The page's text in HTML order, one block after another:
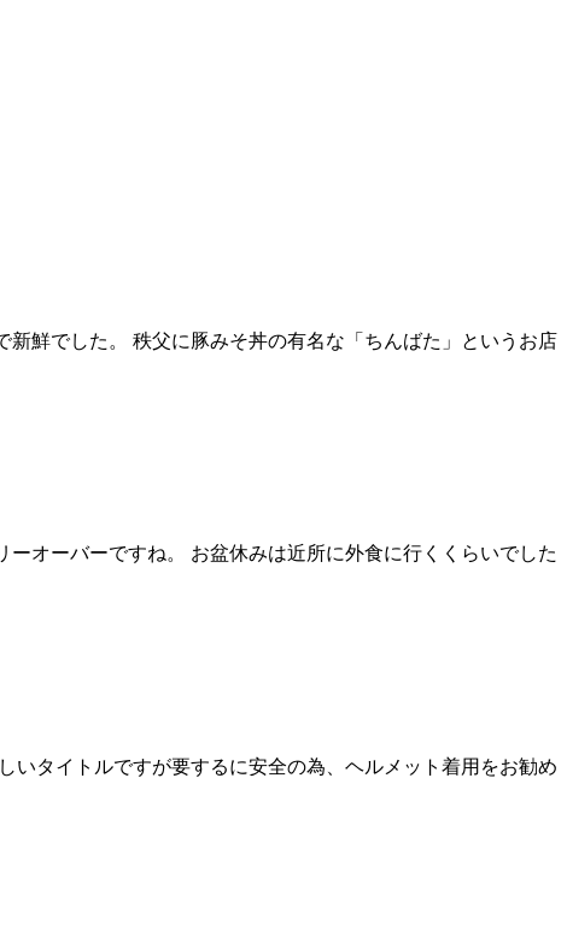
鮮でした。 秩父に豚みそ丼の有名な「ちんばた」というお店
オーバーですね。 お盆休みは近所に外食に行くくらいでした
タイトルですが要するに安全の為、ヘルメット着用をお勧め